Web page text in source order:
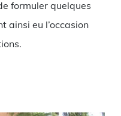
formuler quelques
ainsi eu l’occasion